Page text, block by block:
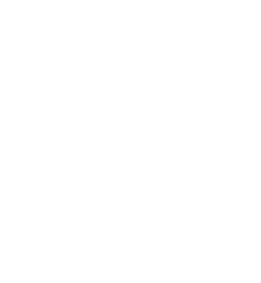
Pengguna baru